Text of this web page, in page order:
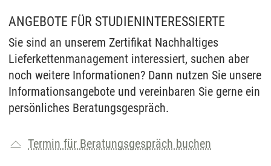
ANGEBOTE FÜR STUDIENINTERESSIERTE
Sie sind an unserem Zertifikat Nachhaltiges
Lieferkettenmanagement interessiert, suchen aber
noch weitere Informationen? Dann nutzen Sie unsere
Informationsangebote und vereinbaren Sie gerne ein
persönliches Beratungsgespräch.
Termin für Beratungsgespräch buchen